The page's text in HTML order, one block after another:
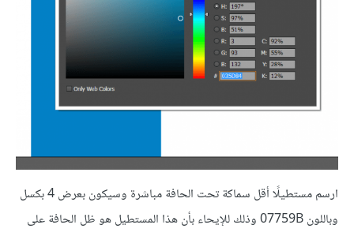
ارسم مستطيلًا أقل سماكة تحت الحافة مباشرة وسيكون بعرض 4 بكسل
وباللون 07759B وذلك للإيحاء بأن هذا المستطيل هو ظل الحافة على